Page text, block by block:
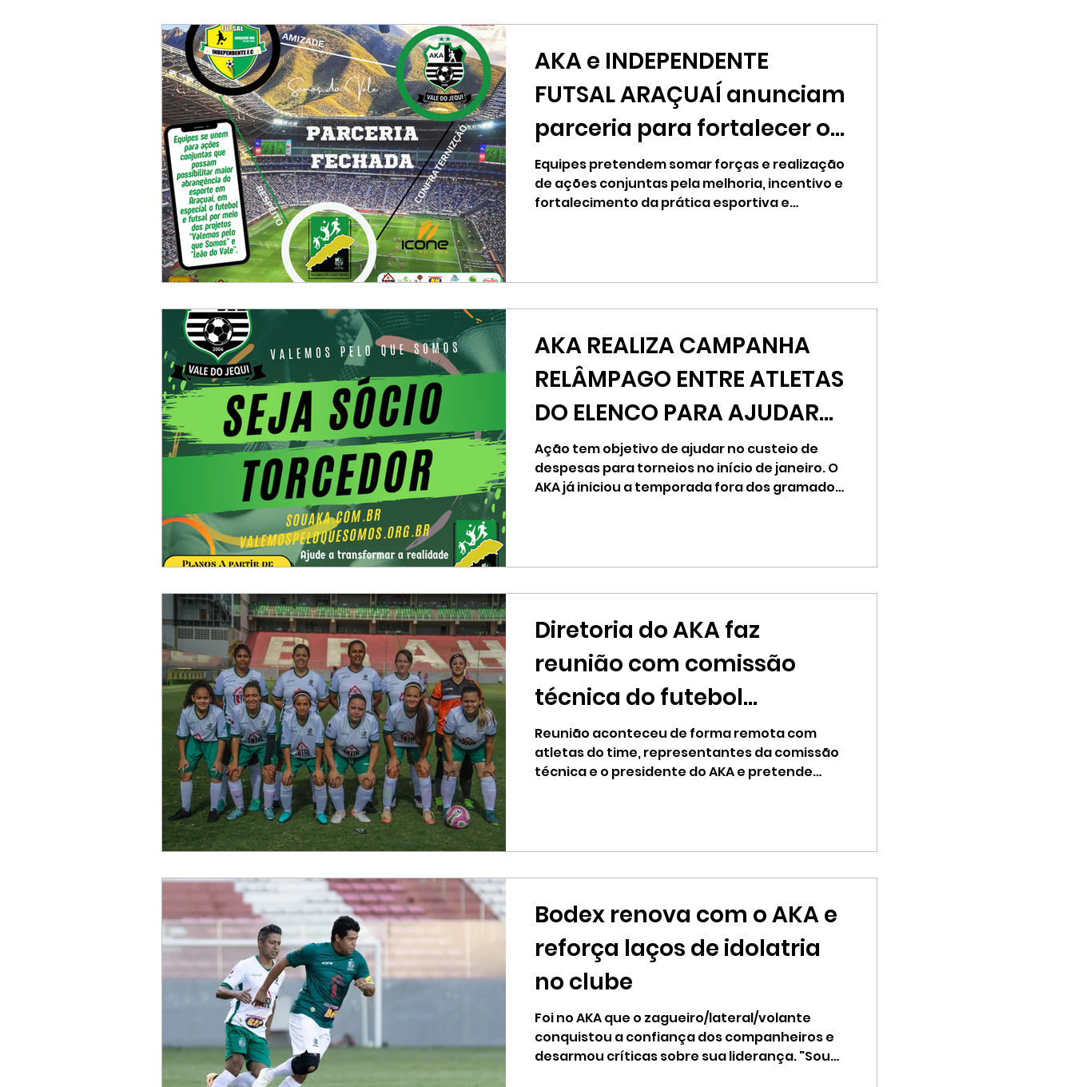
AKA e INDEPENDENTE
FUTSAL ARAÇUAÍ anunciam
parceria para fortalecer o
esporte em Araçuaí.
Equipes pretendem somar forças e realização
de ações conjuntas pela melhoria, incentivo e
fortalecimento da prática esportiva e
AKA REALIZA CAMPANHA
RELÂMPAGO ENTRE ATLETAS
DO ELENCO PARA AJUDAR
INICIATIVAS ESPORTIVAS NO
VALE
Ação tem objetivo de ajudar no custeio de
despesas para torneios no início de janeiro. O
AKA já iniciou a temporada fora dos gramados
Diretoria do AKA faz
reunião com comissão
técnica do futebol
feminino para traçar as
metas de 2022
Reunião aconteceu de forma remota com
atletas do time, representantes da comissão
técnica e o presidente do AKA e pretende
Bodex renova com o AKA e
reforça laços de idolatria
no clube
Foi no AKA que o zagueiro/lateral/volante
conquistou a confiança dos companheiros e
desarmou críticas sobre sua liderança. "Sou